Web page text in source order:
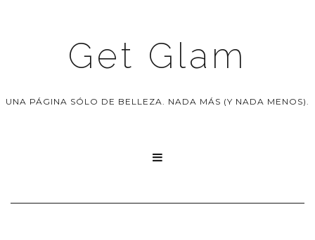
Get Glam
UNA PÁGINA SÓLO DE BELLEZA. NADA MÁS (Y NADA MENOS).
